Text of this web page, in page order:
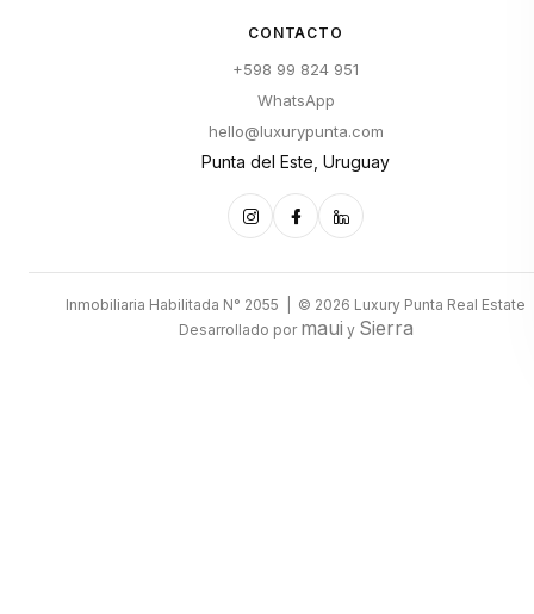
CONTACTO
+598 99 824 951
WhatsApp
hello@luxurypunta.com
Punta del Este, Uruguay
Inmobiliaria Habilitada N° 2055 | © 2026 Luxury Punta Real Estate
Desarrollado por maui y Sierra